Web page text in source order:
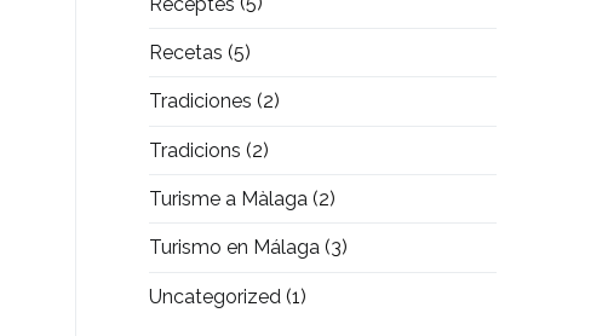
Recetas (5)
Tradiciones (2)
Tradicions (2)
Turisme a Màlaga (2)
Turismo en Málaga (3)
Uncategorized (1)